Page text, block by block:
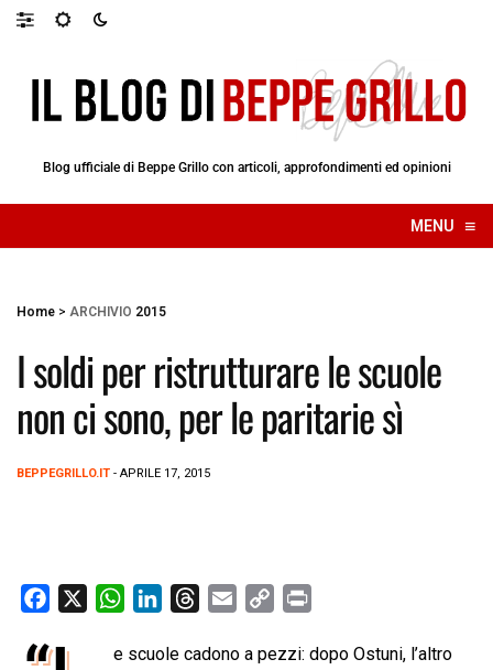
Blog ufficiale di Beppe Grillo con articoli, approfondimenti ed opinioni
MENU ≡
☰
Home > ARCHIVIO 2015
I soldi per ristrutturare le scuole
non ci sono, per le paritarie sì
BEPPEGRILLO.IT - APRILE 17, 2015
c
W
a
n
r
a
p
i
e scuole cadono a pezzi: dopo Ostuni, l’altro